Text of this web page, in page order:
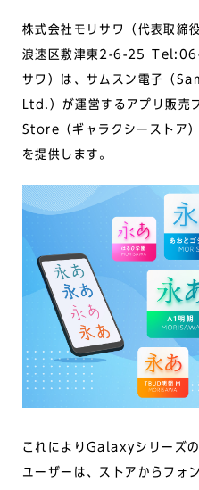
株式会社モリサワ（代表取締
浪速区敷津東2-6-25
サワ）は、サムスン電子（
Ltd.）が運営するアプリ販売
Store（ギャラクシーストア
を提供します。
これによりGalaxyシリーズ
ユーザーは、ストアからフォ